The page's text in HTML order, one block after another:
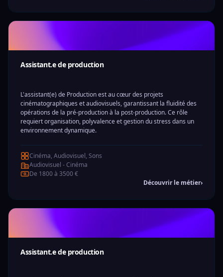
Assistant.e de production
L'assistant(e) de Production est au cœur des projets
cinématographiques et audiovisuels, garantissant la fluidité des
opérations de la pré-production à la post-production. Ce rôle
requiert organisation, polyvalence et gestion du stress dans un
environnement dynamique.
Cinéma, Audiovisuel, Sons
Audiovisuel - Cinéma
De 1800 à 3500 €
Découvrir le métier›
Assistant.e de production